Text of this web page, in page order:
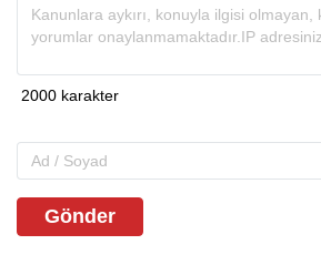
Gönder